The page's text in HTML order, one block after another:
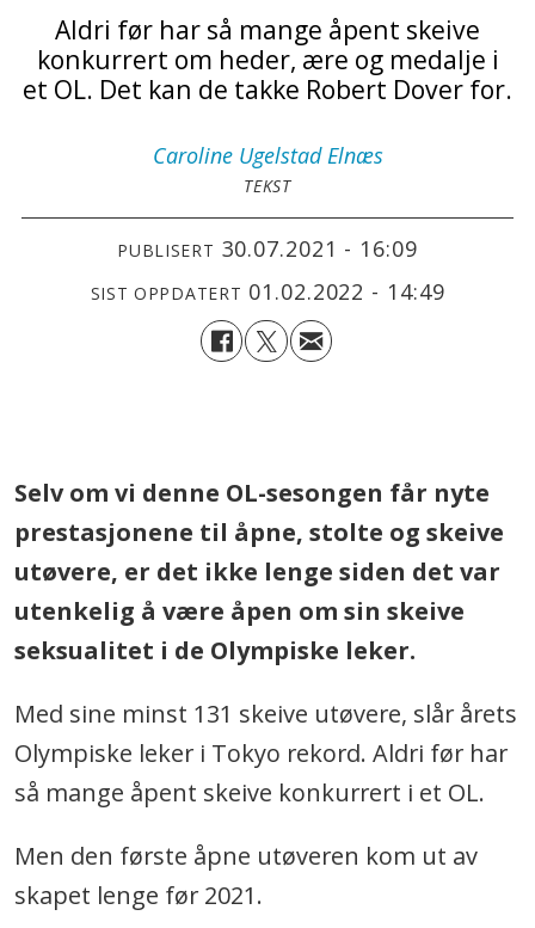
Aldri før har så mange åpent skeive
konkurrert om heder, ære og medalje i
et OL. Det kan de takke Robert Dover for.
Caroline Ugelstad Elnæs
TEKST
PUBLISERT 30.07.2021 - 16:09
SIST OPPDATERT 01.02.2022 - 14:49
Selv om vi denne OL-sesongen får nyte
prestasjonene til åpne, stolte og skeive
utøvere, er det ikke lenge siden det var
utenkelig å være åpen om sin skeive
seksualitet i de Olympiske leker.
Med sine minst 131 skeive utøvere, slår årets
Olympiske leker i Tokyo rekord. Aldri før har
så mange åpent skeive konkurrert i et OL.
Men den første åpne utøveren kom ut av
skapet lenge før 2021.